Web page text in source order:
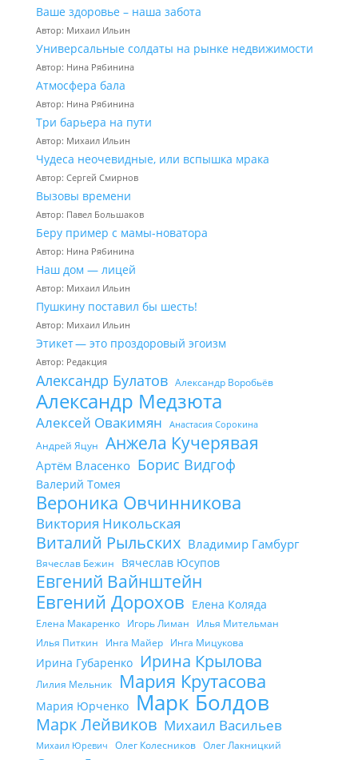
Ваше здоровье – наша забота
Автор: Михаил Ильин
Универсальные солдаты на рынке недвижимости
Автор: Нина Рябинина
Атмосфера бала
Автор: Нина Рябинина
Три барьера на пути
Автор: Михаил Ильин
Чудеса неочевидные, или вспышка мрака
Автор: Сергей Смирнов
Вызовы времени
Автор: Павел Большаков
Беру пример с мамы-новатора
Автор: Нина Рябинина
Наш дом — лицей
Автор: Михаил Ильин
Пушкину поставил бы шесть!
Автор: Михаил Ильин
Этикет — это проздоровый эгоизм
Автор: Редакция
Александр Булатов Александр Воробьёв
Александр Медзюта
Алексей Овакимян Анастасия Сорокина
Андрей Яцун Анжела Кучерявая
Артём Власенко Борис Видгоф
Валерий Томея
Вероника Овчинникова
Виктория Никольская
Виталий Рыльских Владимир Гамбург
Вячеслав Бежин Вячеслав Юсупов
Евгений Вайнштейн
Евгений Дорохов Елена Коляда
Елена Макаренко Игорь Лиман
Илья Мительман
Илья Питкин
Инга Майер Инга Мицукова
Ирина Губаренко Ирина Крылова
Лилия Мельник Мария Крутасова
Мария Юрченко Марк Болдов
Марк Лейвиков Михаил Васильев
Михаил Юревич Олег Колесников Олег Лакницкий